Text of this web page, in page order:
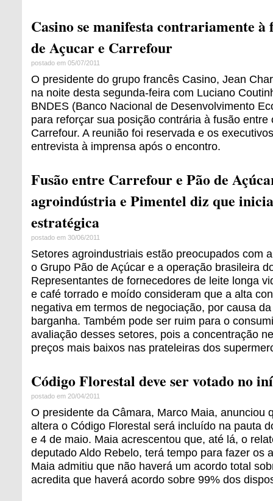
Casino se manifesta contrariamente à
de Açucar e Carrefour
postado em 05/07/2011
O presidente do grupo francês Casino, Jean
na noite desta segunda-feira com Luciano
BNDES (Banco Nacional de Desenvolvimento
para reforçar sua posição contrária à fusão entre
Carrefour. A reunião foi reservada e os
entrevista à imprensa após o encontro.
Fusão entre Carrefour e Pão de
agroindústria e Pimentel diz que
estratégica
postado em 30/06/2011
Setores agroindustriais estão preocupados com
o Grupo Pão de Açúcar e a operação brasileira
Representantes de fornecedores de leite longa
e café torrado e moído consideram que a alta
negativa em termos de negociação, por causa
barganha. Também pode ser ruim para o
avaliação desses setores, pois a concentração
preços mais baixos nas prateleiras dos
Código Florestal deve ser votado no
postado em 20/04/2011
O presidente da Câmara, Marco Maia, anunciou
altera o Código Florestal será incluído na pauta
e 4 de maio. Maia acrescentou que, até lá, o
deputado Aldo Rebelo, terá tempo para fazer os
Maia admitiu que não haverá um acordo total
acredita que haverá acordo sobre 99% dos